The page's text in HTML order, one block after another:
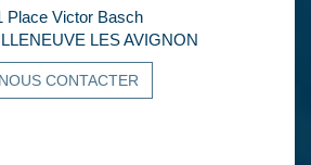
Place Victor Basch
LES AVIGNON
NOUS CONTACTER